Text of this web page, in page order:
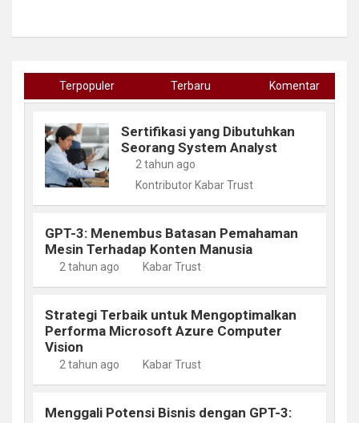
Terpopuler Terbaru Komentar
Sertifikasi yang Dibutuhkan
Seorang System Analyst
2 tahun ago
Kontributor Kabar Trust
GPT-3: Menembus Batasan Pemahaman
Mesin Terhadap Konten Manusia
2 tahun ago Kabar Trust
Strategi Terbaik untuk Mengoptimalkan
Performa Microsoft Azure Computer
Vision
2 tahun ago Kabar Trust
Menggali Potensi Bisnis dengan GPT-3: